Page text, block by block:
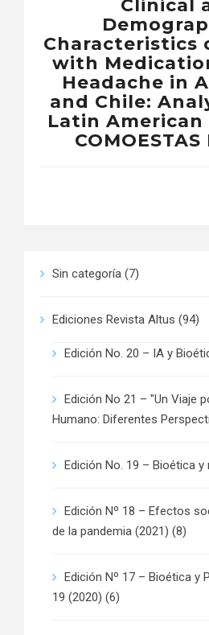
Clinical
Characteristics
with
Headache in
and Chile:
Latin
Sin categoría (7)
Ediciones Revista Altus (94)
Edición No. 20 – IA y
Edición No 21 – "Un Viaje
Humano: Diferentes
Edición No. 19 – Bioética y
Edición Nº 18 – Efectos
de la pandemia (2021) (8)
Edición Nº 17 – Bioética y
19 (2020) (6)